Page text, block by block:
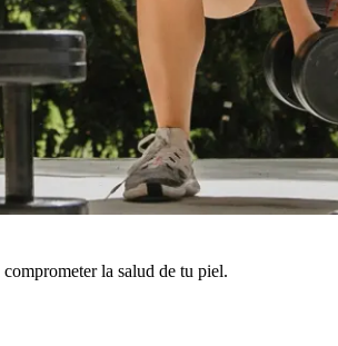
la salud de tu piel.